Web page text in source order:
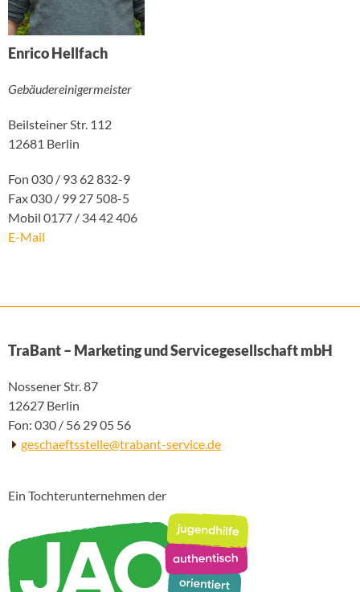
Enrico Hellfach
Gebäudereinigermeister
Beilsteiner Str. 112
12681 Berlin
Fon 030 / 93 62 832-9
Fax 030 / 99 27 508-5
Mobil 0177 / 34 42 406
E-Mail
TraBant – Marketing und Servicegesellschaft mbH
Nossener Str. 87
12627 Berlin
Fon: 030 / 56 29 05 56
geschaeftsstelle@trabant-service.de
Ein Tochterunternehmen der